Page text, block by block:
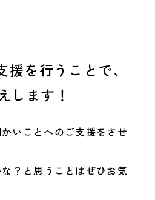
を行うことで、
します！
いことへのご支援をさせ
？と思うことはぜひお気